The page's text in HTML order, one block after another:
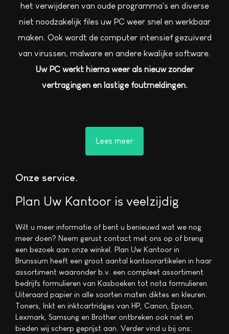
het verwijderen van oude programma's en diverse
niet noodzakelijk files uw PC weer snel en werkbaar
maken. Ook wordt de computer intensief gezuiverd
van virussen, malware en andere kwalijke software.
Uw PC werkt hierna weer als nieuw zonder
vertragingen en lastige foutmeldingen.
Lees meer
Onze service
Plan Uw Kantoor is veelzijdig
Wilt u meer informatie of bent u benieuwd wat we nog
meer doen? Neem gerust contact met ons op of breng
een bezoek aan onze winkel. Plan Uw Kantoor in
Brunssum heeft een groot aantal kantoorartikelen in haar
assortiment waaronder b.v. een compleet assortiment
bedrijfs formulieren van Kasboeken tot nota formulieren.
Uiteraard papier in alle soorten maten diktes en kleuren.
Toners, Inkt en inktcartridges van HP, Canon, Epson,
Lexmark, Samsung en Brother ontbreken ook niet en
bieden wij scherp geprijst aan. Verder vind u bij ons: